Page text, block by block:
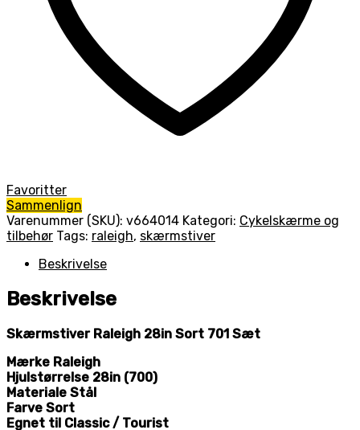
Favoritter
Sammenlign
Varenummer (SKU): v664014 Kategori: Cykelskærme og
tilbehør Tags: raleigh, skærmstiver
Beskrivelse
Beskrivelse
Skærmstiver Raleigh 28in Sort 701 Sæt
Mærke Raleigh
Hjulstørrelse 28in (700)
Materiale Stål
Farve Sort
Egnet til Classic / Tourist